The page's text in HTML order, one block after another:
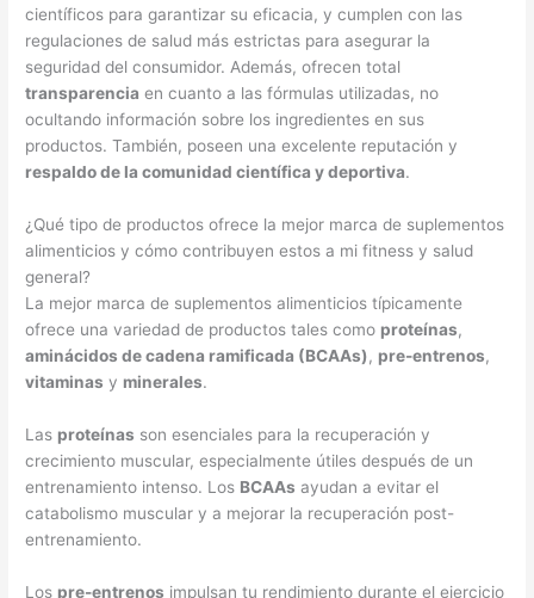
científicos para garantizar su eficacia, y cumplen con las
regulaciones de salud más estrictas para asegurar la
seguridad del consumidor. Además, ofrecen total
transparencia en cuanto a las fórmulas utilizadas, no
ocultando información sobre los ingredientes en sus
productos. También, poseen una excelente reputación y
respaldo de la comunidad científica y deportiva.
¿Qué tipo de productos ofrece la mejor marca de suplementos
alimenticios y cómo contribuyen estos a mi fitness y salud
general?
La mejor marca de suplementos alimenticios típicamente
ofrece una variedad de productos tales como proteínas,
aminácidos de cadena ramificada (BCAAs), pre-entrenos,
vitaminas y minerales.
Las proteínas son esenciales para la recuperación y
crecimiento muscular, especialmente útiles después de un
entrenamiento intenso. Los BCAAs ayudan a evitar el
catabolismo muscular y a mejorar la recuperación post-
entrenamiento.
Los pre-entrenos impulsan tu rendimiento durante el ejercicio